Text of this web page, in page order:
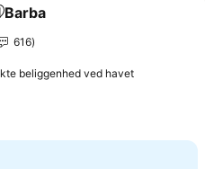
til favoritter
Barba
616
beliggenhed ved havetSe priser